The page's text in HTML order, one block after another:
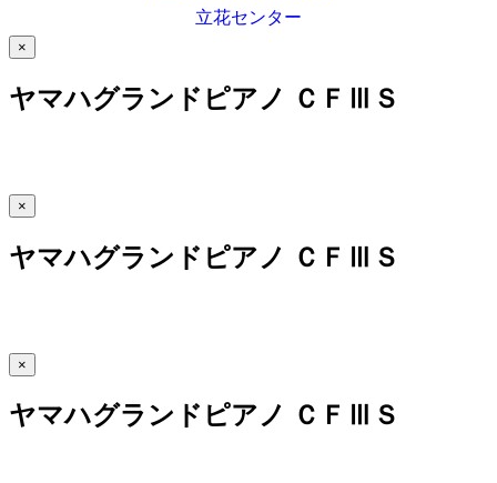
立花センター
×
ヤマハグランドピアノ ＣＦⅢＳ
×
ヤマハグランドピアノ ＣＦⅢＳ
×
ヤマハグランドピアノ ＣＦⅢＳ